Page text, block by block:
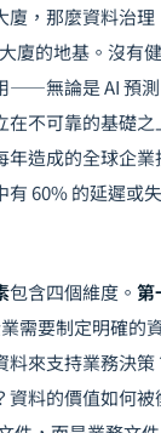
廈，那麼資料治
廈的地基。沒有
——無論是 AI 預
不可靠的基礎之
造成的全球企業
60% 的延遲或
包含四個維度。 第
需要制定明確的
料來支持業務決
資料的價值如何